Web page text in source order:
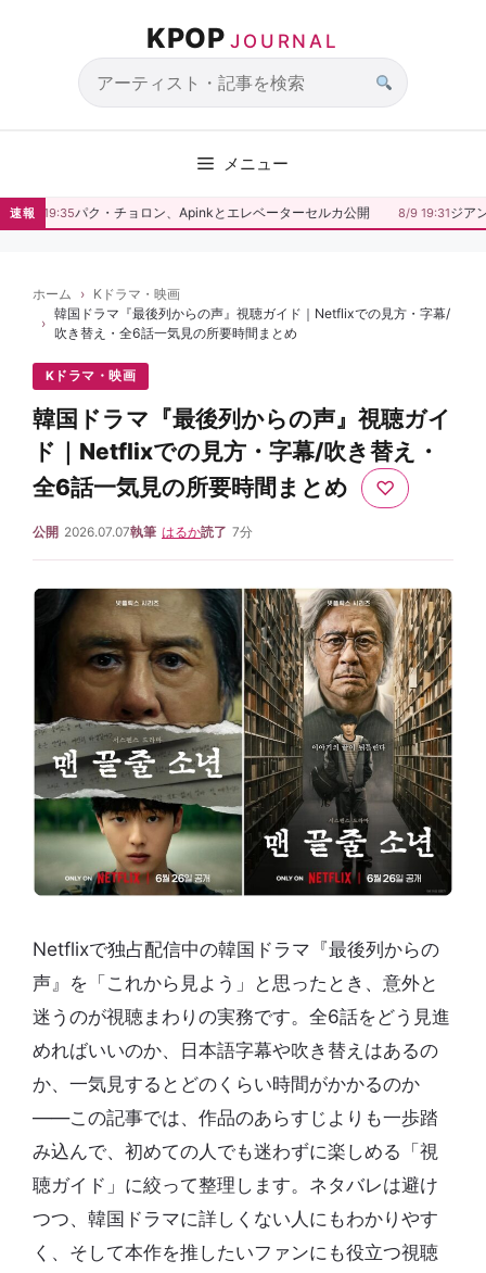
キ
ッ
KPOP JOURNAL
サ
検
索
メニュー
速報
8/9 19:35パク・チョロン、Apinkとエレベーターセルカ公開 8/9 19:31ジアン
ホーム
Kドラマ・映画
韓国ドラマ『最後列からの声』視聴ガイド｜Netflixでの見方・字幕/
吹き替え・全6話一気見の所要時間まとめ
Kドラマ・映画
韓国ドラマ『最後列からの声』視聴ガイ
ド｜Netflixでの見方・字幕/吹き替え・
全6話一気見の所要時間まとめ
♡
公開 2026.07.07執筆 はるか読了 7分
Netflixで独占配信中の韓国ドラマ『最後列からの
声』を「これから見よう」と思ったとき、意外と
迷うのが視聴まわりの実務です。全6話をどう見進
めればいいのか、日本語字幕や吹き替えはあるの
か、一気見するとどのくらい時間がかかるのか
——この記事では、作品のあらすじよりも一歩踏
み込んで、初めての人でも迷わずに楽しめる「視
聴ガイド」に絞って整理します。ネタバレは避け
つつ、韓国ドラマに詳しくない人にもわかりやす
く、そして本作を推したいファンにも役立つ視聴